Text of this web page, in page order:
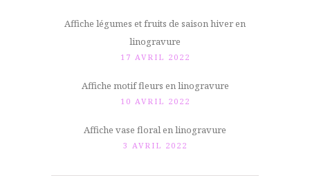
Affiche légumes et fruits de saison hiver en
linogravure
17 AVRIL 2022
Affiche motif fleurs en linogravure
10 AVRIL 2022
Affiche vase floral en linogravure
3 AVRIL 2022